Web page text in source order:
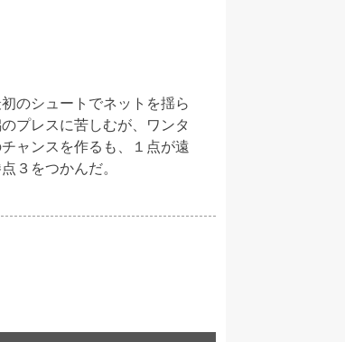
のシュートでネットを揺ら
プレスに苦しむが、ワンタ
ャンスを作るも、１点が遠
３をつかんだ。